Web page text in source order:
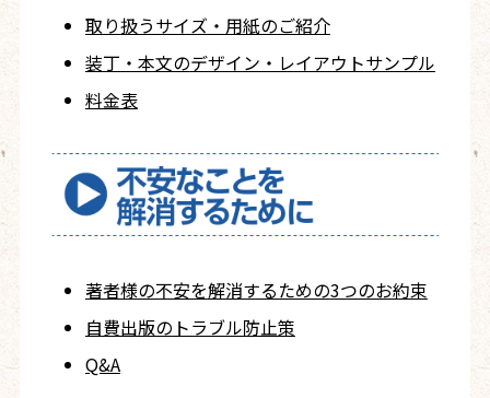
取り扱うサイズ・用紙のご紹介
装丁・本文のデザイン・レイアウトサンプル
料金表
著者様の不安を解消するための3つのお約束
自費出版の トラブル防止策
Q&A